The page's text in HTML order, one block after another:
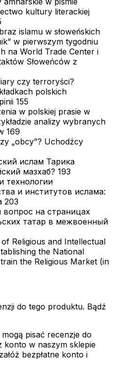
kultury literackiej
islamu w słoweńskich
w pierwszym tygodniu
na World Trade Center i
Słoweńców z
czy terroryści?
polskich
155
w polskiej prasie w
analizy wybranych
169
„obcy”? Uchodźcy
ислам Тарика
мазхаб? 193
технологии
и институтов ислама:
203
на страницах
татар в межвоенный
Religious and Intellectual
the National
the Religious Market (in
do tego produktu. Bądź
pisać recenzje do
konto w naszym sklepie
bezpłatne konto i